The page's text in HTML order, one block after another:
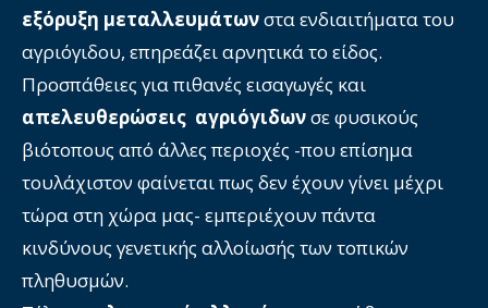
εξόρυξη μεταλλευμάτωνστα ενδιαιτήματα του
αγριόγιδου, επηρεάζει αρνητικά το είδος.
Προσπάθειες για πιθανές εισαγωγές και
απελευθερώσεις αγριόγιδωνσε φυσικούς
βιότοπους από άλλες περιοχές -που επίσημα
τουλάχιστον φαίνεται πως δεν έχουν γίνει μέχρι
τώρα στη χώρα μας- εμπεριέχουν πάντα
κινδύνους γενετικής αλλοίωσής των τοπικών
πληθυσμών.